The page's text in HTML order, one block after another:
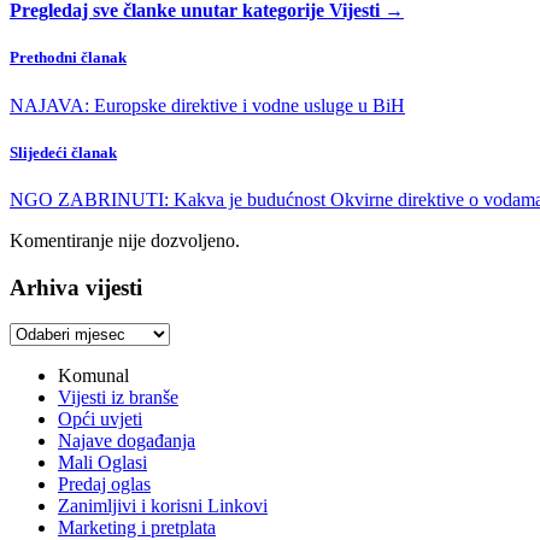
Pregledaj sve članke unutar kategorije Vijesti →
Prethodni članak
NAJAVA: Europske direktive i vodne usluge u BiH
Slijedeći članak
NGO ZABRINUTI: Kakva je budućnost Okvirne direktive o
Komentiranje nije dozvoljeno.
Arhiva vijesti
Arhiva
Komunal
Vijesti iz branše
Opći uvjeti
Najave događanja
Mali Oglasi
Predaj oglas
Zanimljivi i korisni Linkovi
Marketing i pretplata